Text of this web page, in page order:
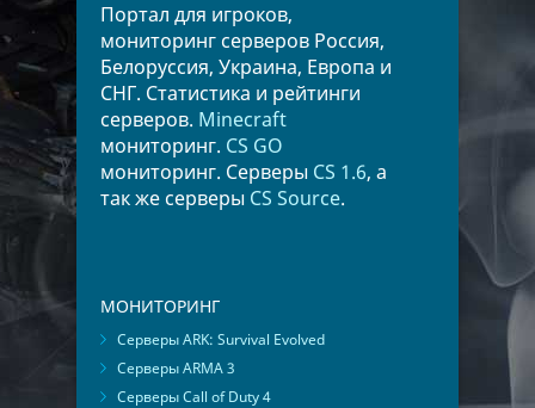
Портал для игроков,
мониторинг серверов Россия,
Белоруссия, Украина, Европа и
СНГ. Статистика и рейтинги
серверов. Minecraft
мониторинг. CS GO
мониторинг. Серверы CS 1.6, а
так же серверы CS Source.
МОНИТОРИНГ
Серверы ARK: Survival Evolved
Серверы ARMA 3
Серверы Call of Duty 4